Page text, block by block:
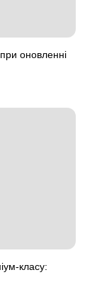
оновленні
класу: